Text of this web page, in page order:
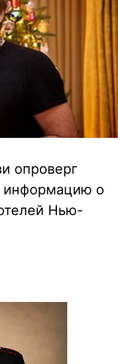
опроверг
информацию о
Нью-